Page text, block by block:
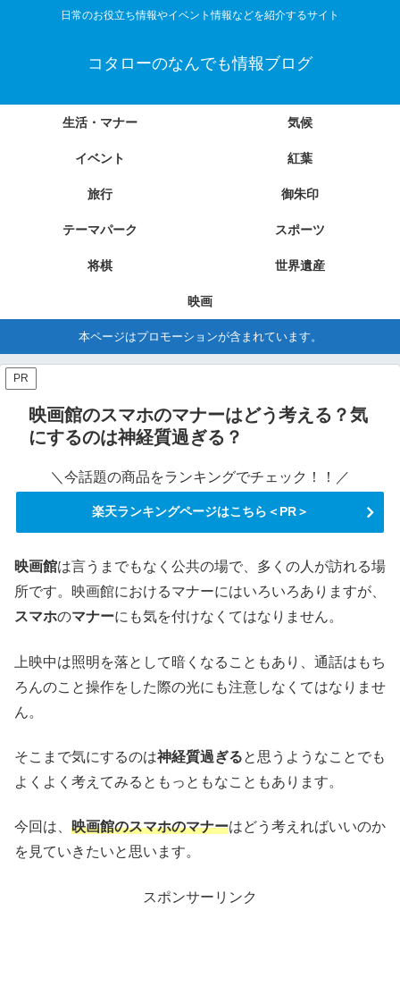
日常のお役立ち情報やイベント情報などを紹介するサイト
コタローのなんでも情報ブログ
生活・マナー 気候
イベント 紅葉
旅行 御朱印
テーマパーク スポーツ
将棋 世界遺産
映画
本ページはプロモーションが含まれています。
PR
映画館のスマホのマナーはどう考える？気
にするのは神経質過ぎる？
＼今話題の商品をランキングでチェック！！／
楽天ランキングページはこちら＜PR＞
映画館は言うまでもなく公共の場で、多くの人が訪れる場
所です。映画館におけるマナーにはいろいろありますが、
スマホのマナーにも気を付けなくてはなりません。
上映中は照明を落として暗くなることもあり、通話はもち
ろんのこと操作をした際の光にも注意しなくてはなりませ
ん。
そこまで気にするのは神経質過ぎると思うようなことでも
よくよく考えてみるともっともなこともあります。
今回は、 映画館のスマホのマナーはどう考えればいいのか
を見ていきたいと思います。
スポンサーリンク